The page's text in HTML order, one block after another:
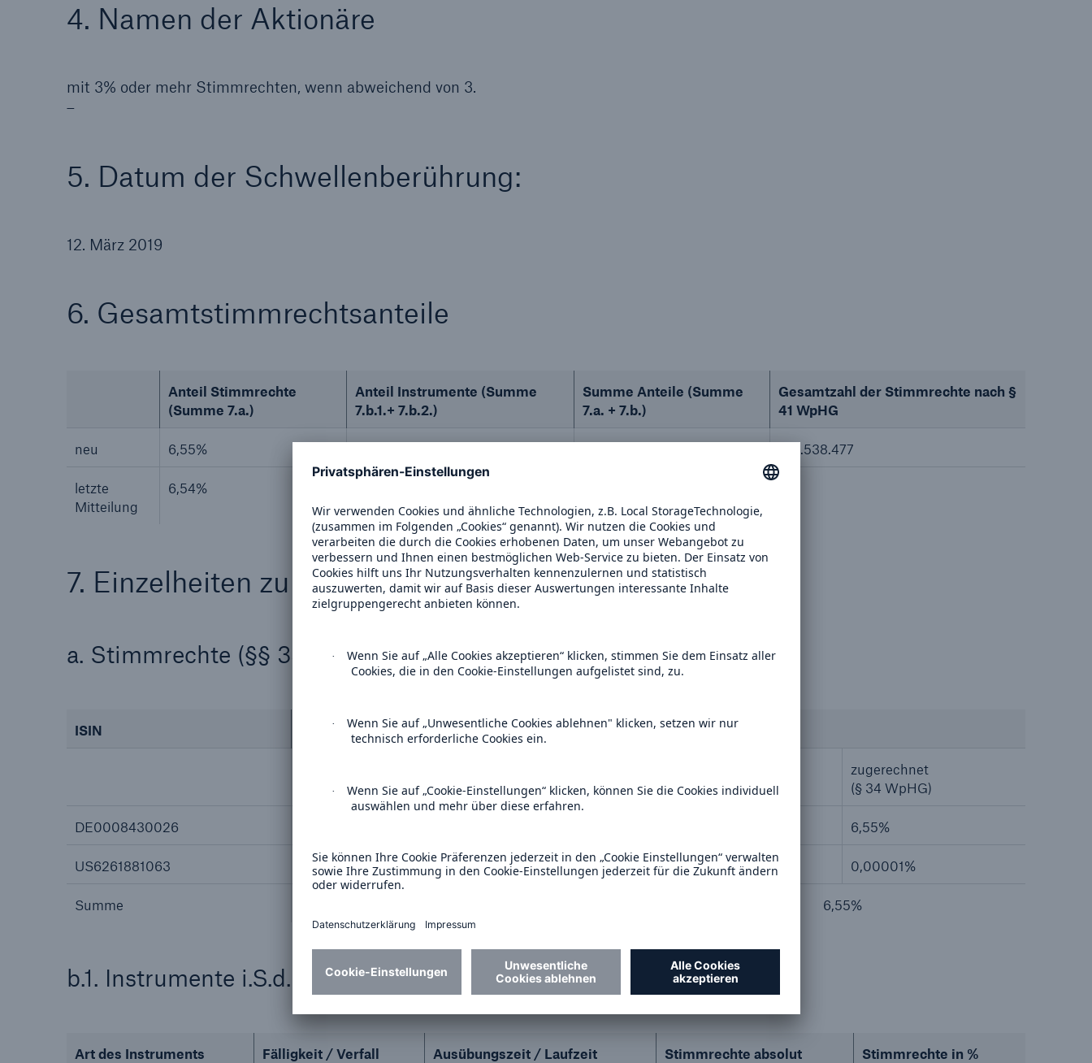
4. Namen der Aktionäre
mit 3% oder mehr Stimmrechten, wenn abweichend von 3.
–
5. Datum der Schwellenberührung:
12. März 2019
6. Gesamtstimmrechtsanteile
Anteil Stimmrechte
(Summe 7.a.)
Anteil Instrumente (Summe
7.b.1.+ 7.b.2.)
Summe Anteile (Summe
7.a. + 7.b.)
Gesamtzahl der Stimmrechte nach §
41 WpHG
neu 6,55% 149.538.477
letzte
Mitteilung
6,54%
7. Einzelheiten zu den Stimmrechtsbeständen
a. Stimmrechte (§§ 33, 34 WpHG)
ISIN in %
(§ 33 WpHG)
(§ 34 WpHG)
(§ 33 WpHG)
zugerechnet
(§ 34 WpHG)
DE0008430026 6,55%
US6261881063 19 0,00 % 0,00001%
Summe 6,55%
b.1. Instrumente i.S.d. § 38 Abs. 1 Nr. 1 WpHG
Art des Instruments Fälligkeit / Verfall Ausübungszeit / Laufzeit Stimmrechte absolut Stimmrechte in %